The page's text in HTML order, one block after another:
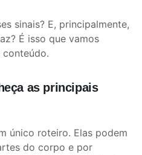
sinais? E, principalmente,
É isso que vamos
as principais
único roteiro. Elas podem
do corpo e por